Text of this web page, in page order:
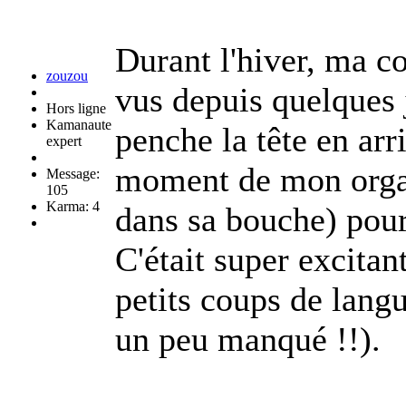
zouzou
Hors ligne
Kamanaute
expert
Message:
105
Karma: 4
Durant l'hiver, ma
vus depuis
penche la tête en
moment de mon
dans sa bouche)
C'était super
petits coups de
un peu manqué !!).